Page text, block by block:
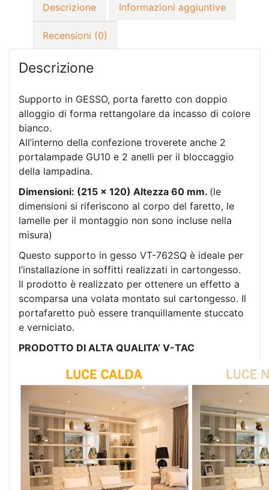
Descrizione
Informazioni aggiuntive
Recensioni (0)
Descrizione
Supporto in GESSO, porta faretto con doppio
alloggio di forma rettangolare da incasso di colore
bianco.
All’interno della confezione troverete anche 2
portalampade GU10 e 2 anelli per il bloccaggio
della lampadina.
Dimensioni: (215 x 120) Altezza 60 mm. (le
dimensioni si riferiscono al corpo del faretto, le
lamelle per il montaggio non sono incluse nella
misura)
Questo supporto in gesso VT-762SQ è ideale per
l’installazione in soffitti realizzati in cartongesso.
Il prodotto è realizzato per ottenere un effetto a
scomparsa una volata montato sul cartongesso. Il
portafaretto può essere tranquillamente stuccato
e verniciato.
PRODOTTO DI ALTA QUALITA’ V-TAC